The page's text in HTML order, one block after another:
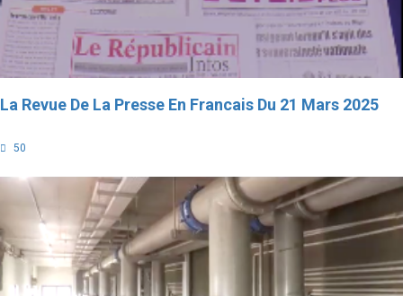
La Revue De La Presse En Francais Du 21 Mars 2025
50